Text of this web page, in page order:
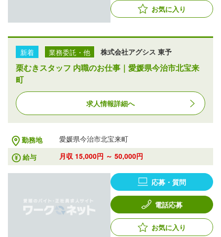
お気に入り
新着 業務委託・他 株式会社アグシス 東予
栗むきスタッフ 内職のお仕事｜愛媛県今治市北宝来
町
求人情報詳細へ
勤務地
愛媛県今治市北宝来町
給与
月収 15,000円 ～ 50,000円
応募・質問
電話応募
お気に入り